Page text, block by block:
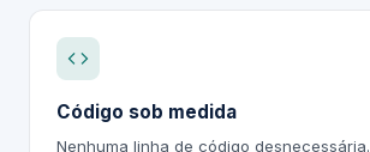
Código sob medida
Nenhuma linha de código desnecessária.